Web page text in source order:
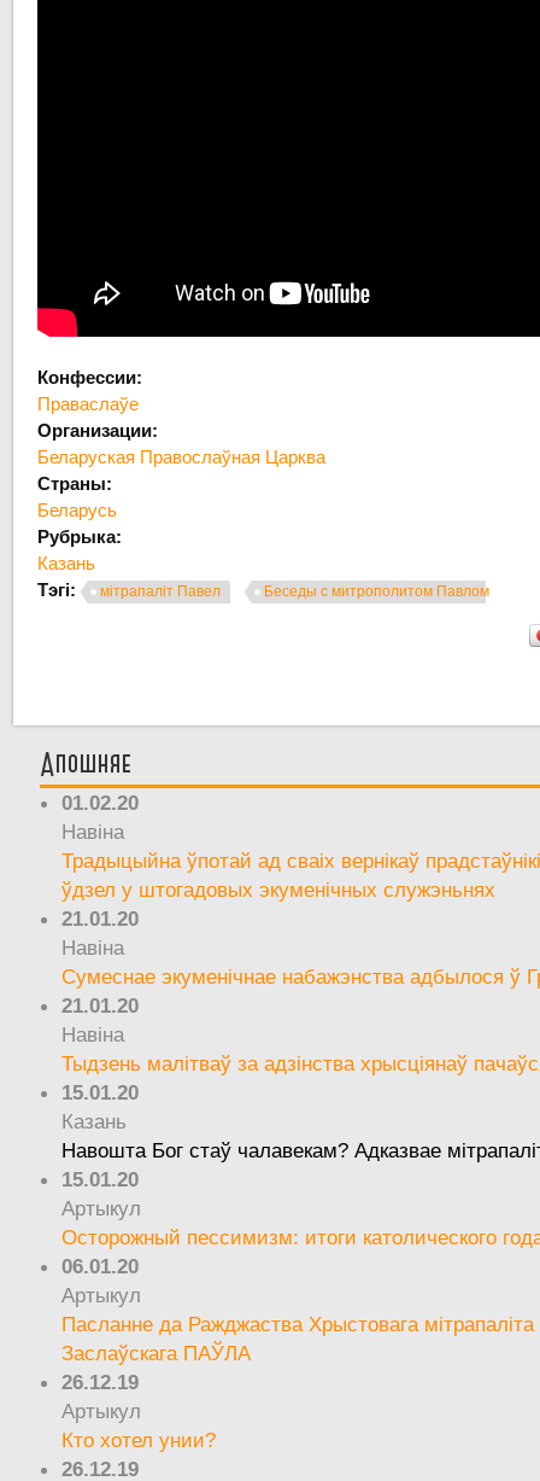
Конфессии:
Праваслаўе
Организации:
Беларуская Правослаўная Царква
Страны:
Беларусь
Рубрыка:
Казань
Тэгі:
мітрапаліт Павел Беседы с митрополитом Павлом
Апошняе
01.02.20
Навіна
Традыцыйна ўпотай ад сваіх вернікаў
ўдзел у штогадовых экуменічных служэньнях
21.01.20
Навіна
Сумеснае экуменічнае набажэнства адбылося ў
21.01.20
Навіна
Тыдзень малітваў за адзінства хрысціянаў
15.01.20
Казань
Навошта Бог стаў чалавекам? Адказвае
15.01.20
Артыкул
Осторожный пессимизм: итоги католического
06.01.20
Артыкул
Пасланне да Ражджаства Хрыстовага мітрапаліта
Заслаўскага ПАЎЛА
26.12.19
Артыкул
Кто хотел унии?
26.12.19